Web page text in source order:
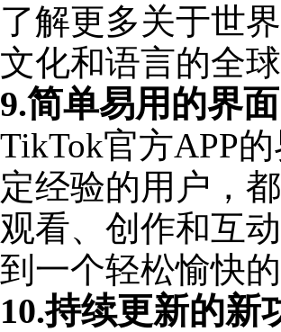
了解更多关于世
文化和语言的全
9.简单易用的界
TikTok官方APP
定经验的用户，
观看、创作和互
到一个轻松愉快
10.持续更新的新